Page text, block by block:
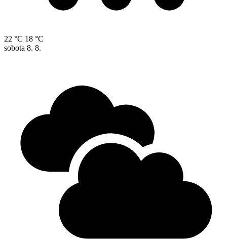
22 °C 18 °C
sobota 8. 8.